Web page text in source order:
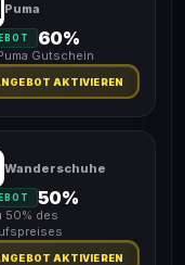
Puma
60%
Gutschein
AKTIVIEREN
Wanderschuhe
50%
50% des
AKTIVIEREN